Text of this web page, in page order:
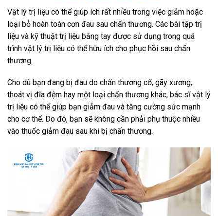
Vật lý trị liệu có thể giúp ích rất nhiều trong việc giảm hoặc
loại bỏ hoàn toàn cơn đau sau chấn thương. Các bài tập trị
liệu và kỹ thuật trị liệu bằng tay được sử dụng trong quá
trình vật lý trị liệu có thể hữu ích cho phục hồi sau chấn
thương.
Cho dù bạn đang bị đau do chấn thương cổ, gãy xương,
thoát vị đĩa đệm hay một loại chấn thương khác, bác sĩ vật lý
trị liệu có thể giúp bạn giảm đau và tăng cường sức mạnh
cho cơ thể. Do đó, bạn sẽ không cần phải phụ thuộc nhiều
vào thuốc giảm đau sau khi bị chấn thương.